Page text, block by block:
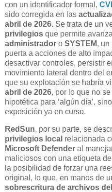
con un identificador formal,
sido corregida en las
abril de 2026. Se trata de un
privilegios que permite
administrador o SYSTEM, un
puerta a acciones de alto
desactivar controles, persistir
movimiento lateral dentro del
que su explotación se habría
abril de 2026, por lo que no
hipotética para ‘algún día’,
exposición ya en curso.
RedSun, por su parte, se
privilegios local relacionada
Microsoft Defender al
maliciosos con una etiqueta
la posibilidad de forzar una
original, lo que, en manos de
sobrescritura de archivos